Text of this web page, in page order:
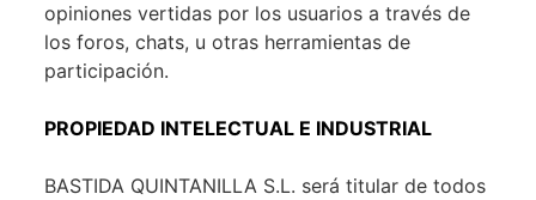
opiniones vertidas por los usuarios a través de
los foros, chats, u otras herramientas de
participación.
PROPIEDAD INTELECTUAL E INDUSTRIAL
BASTIDA QUINTANILLA S.L. será titular de todos